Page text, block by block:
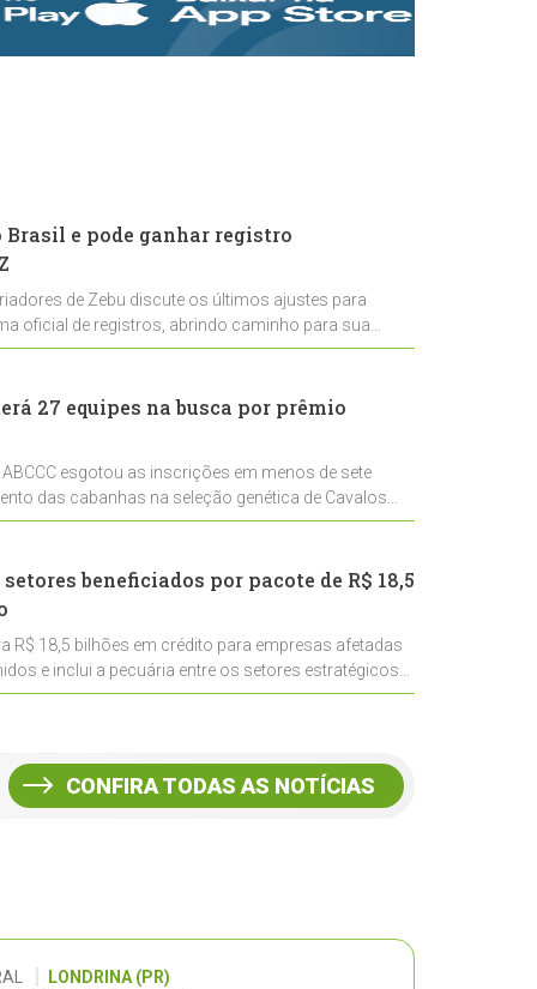
rastreabilidade e
rigor técnico para
Brasil e pode ganhar registro
de Zebu discute os últimos ajustes para
oficial de registros, abrindo caminho para sua
27 equipes na busca por prêmio
esgotou as inscrições em menos de sete
das cabanhas na seleção genética de Cavalos
beneficiados por pacote de R$ 18,5
R$ 18,5 bilhões em crédito para empresas afetadas
e inclui a pecuária entre os setores estratégicos
CONFIRA TODAS AS NOTÍCIAS
LONDRINA (PR)